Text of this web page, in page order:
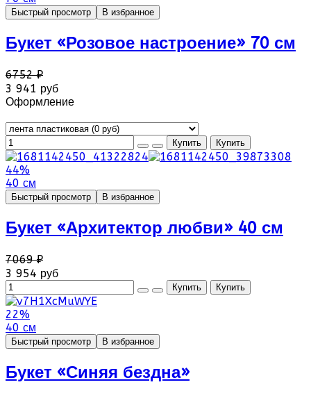
Быстрый просмотр В избранное
Букет «Розовое настроение» 70 см
6752 ₽
3 941 руб
Оформление
44%
40 см
Быстрый просмотр В избранное
Букет «Архитектор любви» 40 см
7069 ₽
3 954 руб
22%
40 см
Быстрый просмотр В избранное
Букет «Синяя бездна»